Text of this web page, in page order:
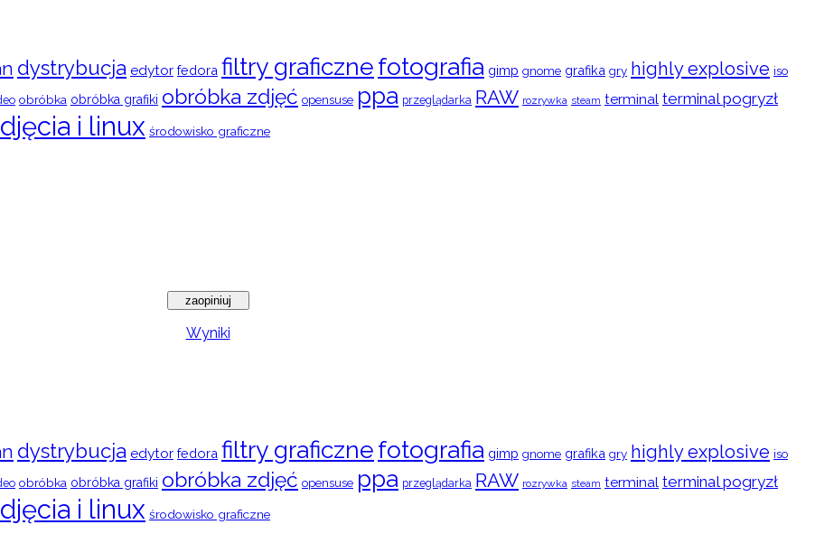
dystrybucja edytor fedora filtry graficznefotografia gimp gnome grafika gry highly explosive iso
obróbka obróbka grafiki obróbka zdjęć opensuse ppa przeglądarka RAW rozrywka steam terminal terminal pogryzł
i linux środowisko graficzne
Wyniki
dystrybucja edytor fedora filtry graficznefotografia gimp gnome grafika gry highly explosive iso
obróbka obróbka grafiki obróbka zdjęć opensuse ppa przeglądarka RAW rozrywka steam terminal terminal pogryzł
i linux środowisko graficzne